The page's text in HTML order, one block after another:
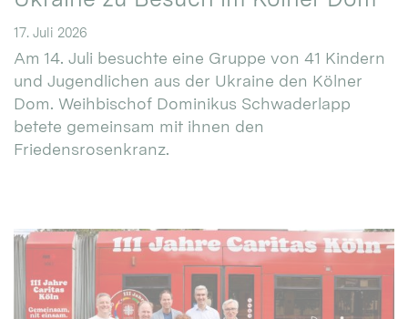
17. Juli 2026
Am 14. Juli besuchte eine Gruppe von 41 Kindern
und Jugendlichen aus der Ukraine den Kölner
Dom. Weihbischof Dominikus Schwaderlapp
betete gemeinsam mit ihnen den
Friedensrosenkranz.